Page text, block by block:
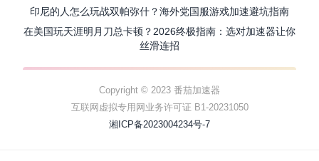
印尼的人怎么玩战双帕弥什？海外党国服游戏加速避坑指南
在美国玩天涯明月刀总卡顿？2026终极指南：选对加速器让你
丝滑连招
Copyright © 2023 番茄加速器
互联网虚拟专用网业务许可证 B1-20231050
湘ICP备2023004234号-7